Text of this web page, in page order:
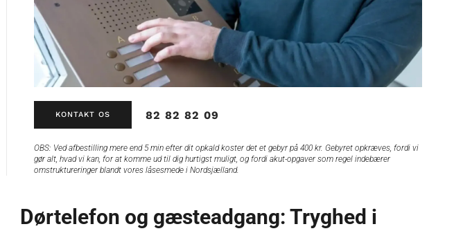
KONTAKT OS 82 82 82 09
OBS: Ved afbestilling mere end 5 min efter dit opkald koster det et gebyr på 400 kr. Gebyret opkræves, fordi vi
gør alt, hvad vi kan, for at komme ud til dig hurtigst muligt, og fordi akut-opgaver som regel indebærer
omstruktureringer blandt vores låsesmede i Nordsjælland.
Dørtelefon og gæsteadgang: Tryghed i